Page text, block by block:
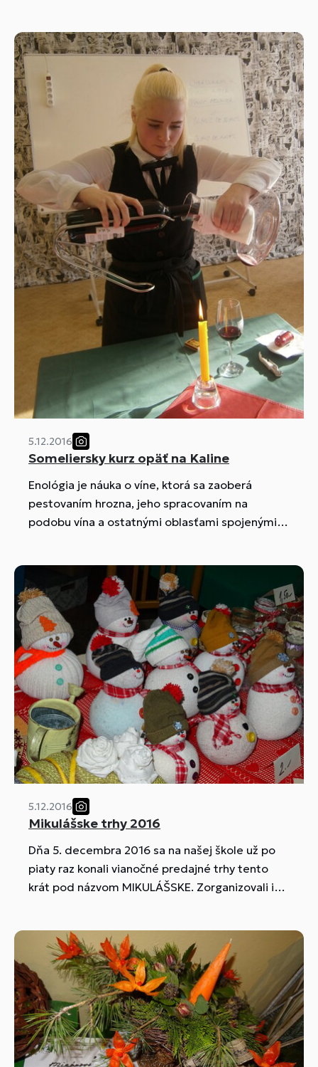
dopĺňaná o cestovateľské zážitky a besedu o
krajine, jedlách, ubytovaní.
5.12.2016
Someliersky kurz opäť na Kaline
Enológia je náuka o víne, ktorá sa zaoberá
pestovaním hrozna, jeho spracovaním na
podobu vína a ostatnými oblasťami spojenými s
forme somelierskeho kurzu.
5.12.2016
Mikulášske trhy 2016
Dňa 5. decembra 2016 sa na našej škole už po
piaty raz konali vianočné predajné trhy tento
krát pod názvom MIKULÁŠSKE. Zorganizovali ich